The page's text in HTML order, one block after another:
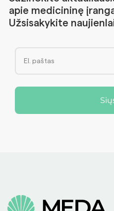
apie medicininę
Užsisakykite